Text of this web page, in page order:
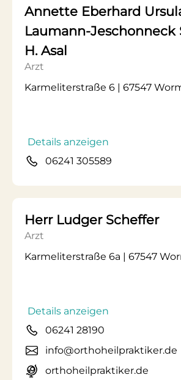
Annette Eberhard
Laumann-Jeschonneck
H. Asal
Arzt
Karmeliterstraße 6 | 67547
Details anzeigen
06241 305589
Herr Ludger Scheffer
Arzt
Karmeliterstraße 6a | 67547
Details anzeigen
06241 28190
info@orthoheilpraktiker.de
orthoheilpraktiker.de